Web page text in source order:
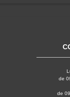
de
de